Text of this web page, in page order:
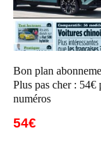
Bon plan
Plus pas cher : 54€
numéros
54€